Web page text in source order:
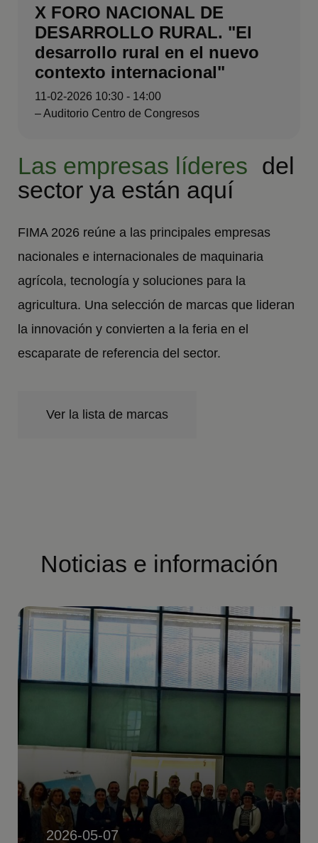
X FORO NACIONAL DE
DESARROLLO RURAL. "El
desarrollo rural en el nuevo
contexto internacional"
11-02-2026 10:30 - 14:00
– Auditorio Centro de Congresos
Las empresas líderes del
sector ya están aquí
FIMA 2026 reúne a las principales empresas
nacionales e internacionales de maquinaria
agrícola, tecnología y soluciones para la
agricultura. Una selección de marcas que lideran
la innovación y convierten a la feria en el
escaparate de referencia del sector.
Ver la lista de marcas
Noticias e información
2026-05-07